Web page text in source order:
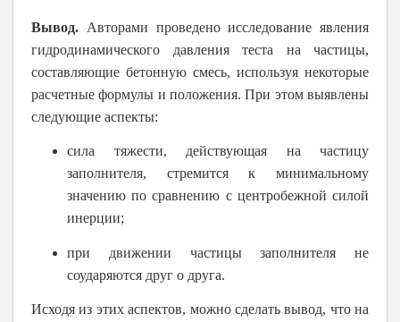
Вывод. Авторами проведено исследование явления
гидродинамического давления теста на частицы,
составляющие бетонную смесь, используя некоторые
расчетные формулы и положения. При этом выявлены
следующие аспекты:
сила тяжести, действующая на частицу
заполнителя, стремится к минимальному
значению по сравнению с центробежной силой
инерции;
при движении частицы заполнителя не
соударяются друг о друга.
Исходя из этих аспектов, можно сделать вывод, что на